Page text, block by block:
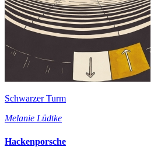
Schwarzer Turm
Melanie Lüdtke
Hackenporsche